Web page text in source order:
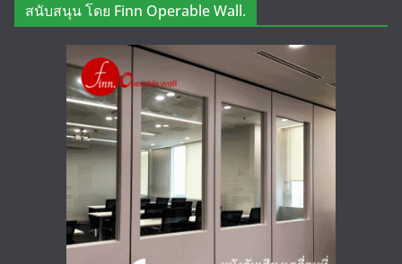
สนับสนุน โดย Finn Operable Wall.